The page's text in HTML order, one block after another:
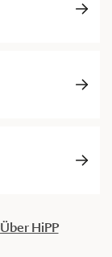
Über HiPP